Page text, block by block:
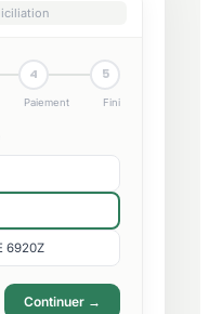
4 5
Paiement Fini
6920Z
Continuer →